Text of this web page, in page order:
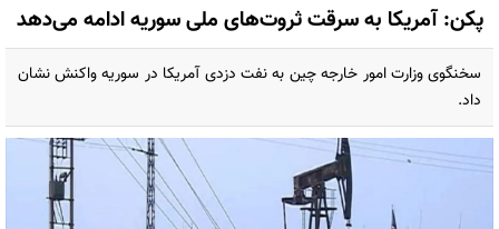
پکن: آمریکا به سرقت ثروت‌های ملی سوریه ادامه می‌دهد
سخنگوی وزارت امور خارجه چین به نفت دزدی آمریکا در سوریه واکنش نشان
داد.